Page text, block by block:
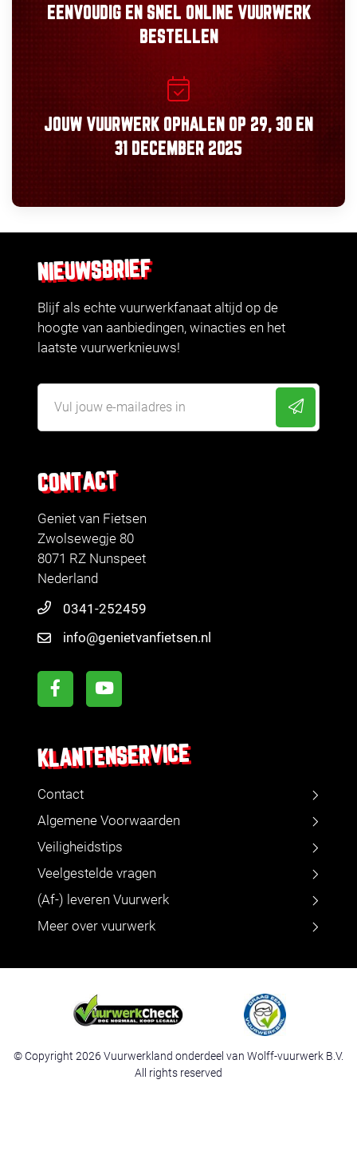
EENVOUDIGEN SNEL ONLINE VUURWERK
BESTELLEN
JOUW VUURWERK OPHALEN OP 29, 30 EN
31 DECEMBER 2025
CONTACT
Geniet van Fietsen
Zwolsewegje 80
8071 RZ Nunspeet
Nederland
0341-252459
info@genietvanfietsen.nl
KLANTENSERVICE
Contact
Algemene Voorwaarden
Veiligheidstips
Veelgestelde vragen
(Af-) leveren Vuurwerk
Meer over vuurwerk
NIEUWSBRIEF
Blijf als echte vuurwerkfanaat altijd op de
hoogte van aanbiedingen, winacties en het
laatste vuurwerknieuws!
© Copyright 2026 Vuurwerkland onderdeel van Wolff-vuurwerk B.V.
All rights reserved